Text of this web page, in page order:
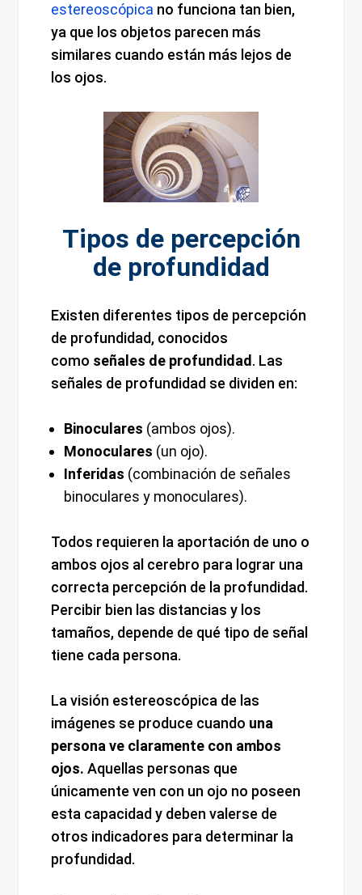
estereoscópica no funciona tan bien,
ya que los objetos parecen más
similares cuando están más lejos de
los ojos.
Tipos de percepción
de profundidad
Existen diferentes tipos de percepción
de profundidad, conocidos
como señales de profundidad. Las
señales de profundidad se dividen en:
Binoculares (ambos ojos).
Monoculares (un ojo).
Inferidas (combinación de señales
binoculares y monoculares).
Todos requieren la aportación de uno o
ambos ojos al cerebro para lograr una
correcta percepción de la profundidad.
Percibir bien las distancias y los
tamaños, depende de qué tipo de señal
tiene cada persona.
La visión estereoscópica de las
imágenes se produce cuando una
persona ve claramente con ambos
ojos. Aquellas personas que
únicamente ven con un ojo no poseen
esta capacidad y deben valerse de
otros indicadores para determinar la
profundidad.